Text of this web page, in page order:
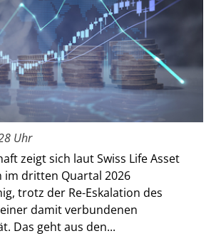
Uhr
zeigt sich laut Swiss Life Asset
im dritten Quartal 2026
trotz der Re-Eskalation des
damit verbundenen
Das geht aus den...